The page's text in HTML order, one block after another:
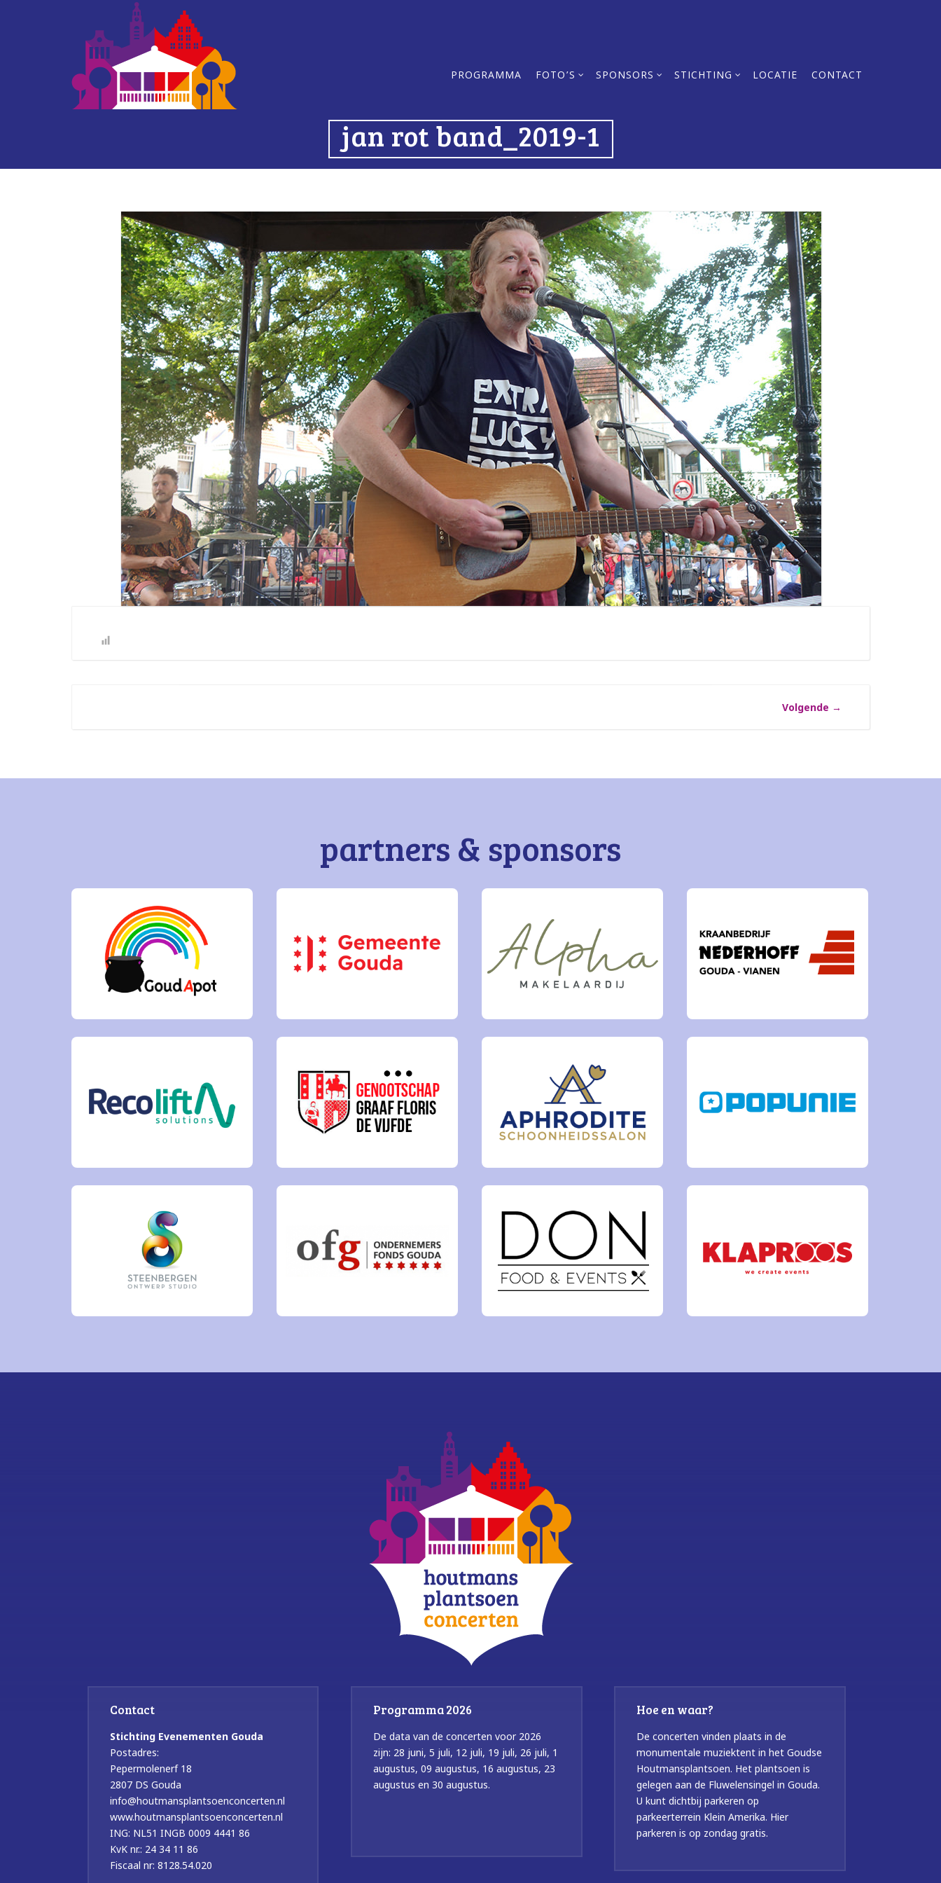
PROGRAMMA FOTO’S SPONSORS STICHTING LOCATIE CONTACT
jan rot band_2019-1
Volgende →
partners & sponsors
Contact
Stichting Evenementen Gouda
Postadres:
Pepermolenerf 18
2807 DS Gouda
info@houtmansplantsoenconcerten.nl
www.houtmansplantsoenconcerten.nl
ING: NL51 INGB 0009 4441 86
KvK nr.: 24 34 11 86
Fiscaal nr: 8128.54.020
Programma 2026
De data van de concerten voor 2026
zijn: 28 juni, 5 juli, 12 juli, 19 juli, 26 juli, 1
augustus, 09 augustus, 16 augustus, 23
augustus en 30 augustus.
Hoe en waar?
De concerten vinden plaats in de
monumentale muziektent in het Goudse
Houtmansplantsoen. Het plantsoen is
gelegen aan de Fluwelensingel in Gouda.
U kunt dichtbij parkeren op
parkeerterrein Klein Amerika. Hier
parkeren is op zondag gratis.